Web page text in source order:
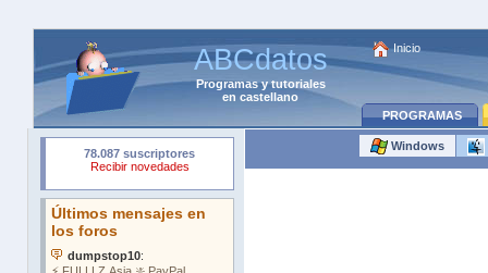
ABCdatos
Programasytutoriales
en castellano
Inicio
PROGRAMAS
Windows